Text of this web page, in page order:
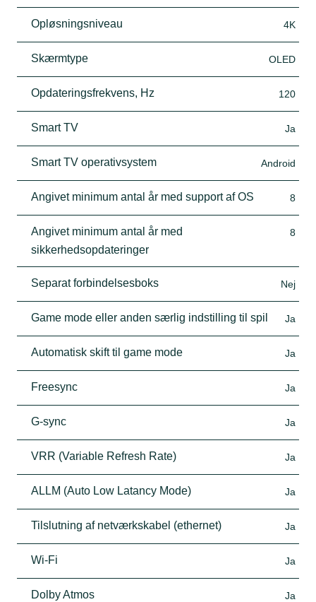
Opløsningsniveau 4K
Skærmtype OLED
Opdateringsfrekvens, Hz 120
Smart TV Ja
Smart TV operativsystem Android
Angivet minimum antal år med support af OS 8
Angivet minimum antal år med
sikkerhedsopdateringer
8
Separat forbindelsesboks Nej
Game mode eller anden særlig indstilling til spil Ja
Automatisk skift til game mode Ja
Freesync Ja
G-sync Ja
VRR (Variable Refresh Rate) Ja
ALLM (Auto Low Latancy Mode) Ja
Tilslutning af netværkskabel (ethernet) Ja
Wi-Fi Ja
Dolby Atmos Ja